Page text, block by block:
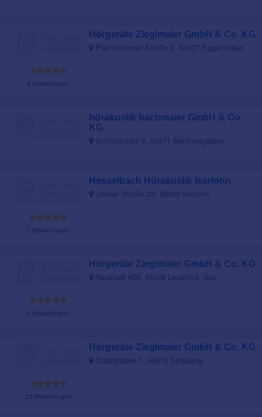
9 Bewertungen
Hörgeräte Zieglmaier GmbH & Co. KG
Pfarrkirchener Straße 2, 84307 Eggenfelden
hörakustik bachmaier GmbH & Co
KG
Schlossplatz 5, 83471 Berchtesgaden
7 Bewertungen
Hesselbach Hörakustik Iserlohn
Unnaer Straße 22, 58636 Iserlohn
6 Bewertungen
Hörgeräte Zieglmaier GmbH & Co. KG
Neustadt 459, 84028 Landshut, Isar
23 Bewertungen
Hörgeräte Zieglmaier GmbH & Co. KG
Stadtgraben 1, 94315 Straubing